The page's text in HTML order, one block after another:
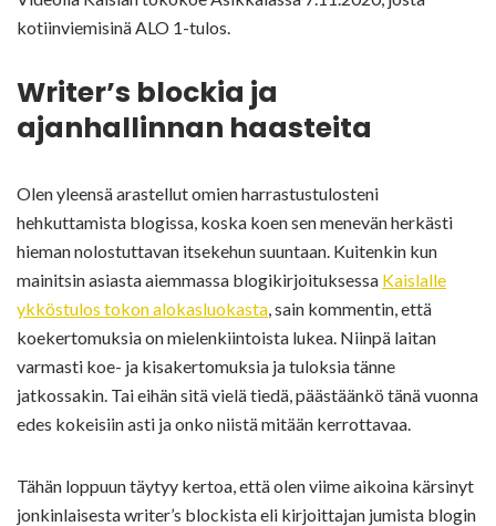
kotiinviemisinä ALO 1-tulos.
Writer’s blockia ja
ajanhallinnan haasteita
Olen yleensä arastellut omien harrastustulosteni
hehkuttamista blogissa, koska koen sen menevän herkästi
hieman nolostuttavan itsekehun suuntaan. Kuitenkin kun
mainitsin asiasta aiemmassa blogikirjoituksessa Kaislalle
ykköstulos tokon alokasluokasta , sain kommentin, että
koekertomuksia on mielenkiintoista lukea. Niinpä laitan
varmasti koe- ja kisakertomuksia ja tuloksia tänne
jatkossakin. Tai eihän sitä vielä tiedä, päästäänkö tänä vuonna
edes kokeisiin asti ja onko niistä mitään kerrottavaa.
Tähän loppuun täytyy kertoa, että olen viime aikoina kärsinyt
jonkinlaisesta writer’s blockista eli kirjoittajan jumista blogin